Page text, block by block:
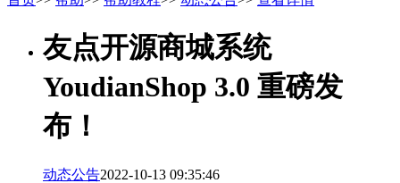
友点开源商城系统
YoudianShop 3.0 重磅发
布！
动态公告2022-10-13 09:35:46